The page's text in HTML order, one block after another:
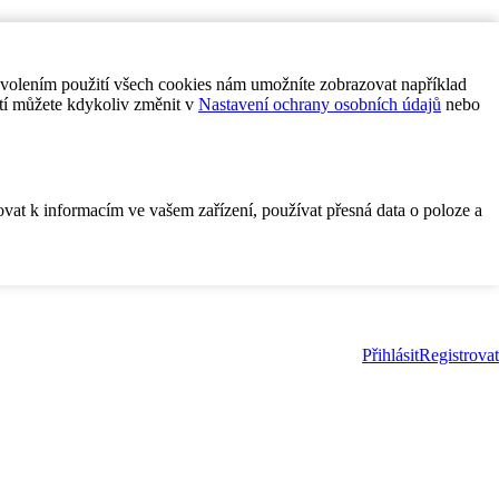
použití všech cookies nám umožníte zobrazovat například
můžete kdykoliv změnit v Nastavení ochrany osobních údajů nebo
k informacím ve vašem zařízení, používat přesná data o poloze a
PřihlásitRegistrovat